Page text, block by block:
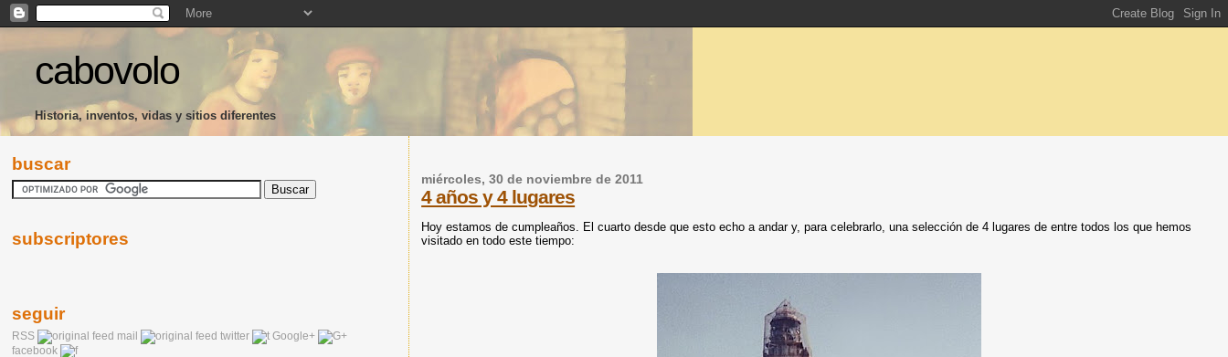
cabovolo
Historia, inventos, vidas y sitios diferentes
miércoles, 30 de noviembre de 2011
4 años y 4 lugares
Hoy estamos de cumpleaños. El cuarto desde que esto echo a andar y, para celebrarlo, una selección de 4 lugares de entre todos los que hemos
visitado en todo este tiempo:
buscar
subscriptores
seguir
RSS mail twitter
Google+
facebook